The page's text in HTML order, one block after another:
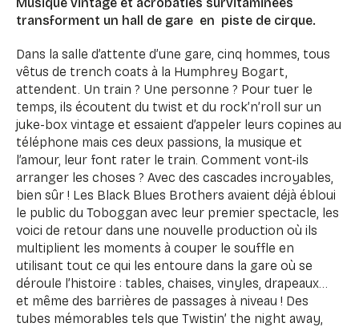
transforment un hall de gare en piste de cirque.
Dans la salle d’attente d’une gare, cinq hommes, tous
vêtus de trench coats à la Humphrey Bogart,
attendent. Un train ? Une personne ? Pour tuer le
temps, ils écoutent du twist et du rock’n’roll sur un
juke-box vintage et essaient d’appeler leurs copines au
téléphone mais ces deux passions, la musique et
l’amour, leur font rater le train. Comment vont-ils
arranger les choses ? Avec des cascades incroyables,
bien sûr ! Les Black Blues Brothers avaient déjà ébloui
le public du Toboggan avec leur premier spectacle, les
voici de retour dans une nouvelle production où ils
multiplient les moments à couper le souffle en
utilisant tout ce qui les entoure dans la gare où se
déroule l’histoire : tables, chaises, vinyles, drapeaux…
et même des barrières de passages à niveau ! Des
tubes mémorables tels que Twistin’ the night away,